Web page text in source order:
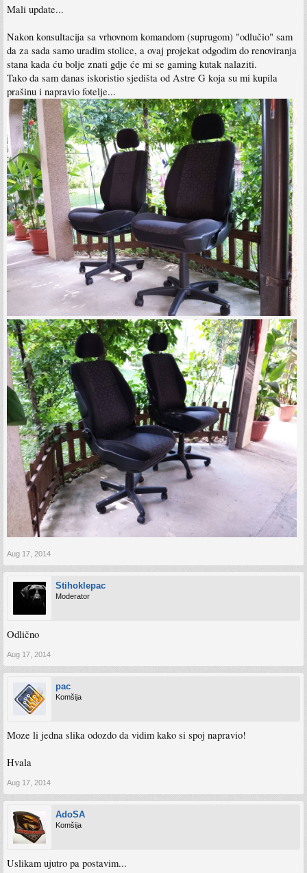
Mali update...
Nakon konsultacija sa vrhovnom komandom (suprugom) "odlučio" sam
da za sada samo uradim stolice, a ovaj projekat odgodim do renoviranja
stana kada ću bolje znati gdje će mi se gaming kutak nalaziti.
Tako da sam danas iskoristio sjedišta od Astre G koja su mi kupila
prašinu i napravio fotelje...
Aug 17, 2014
Stihoklepac
Moderator
Odlično
Aug 17, 2014
pac
Komšija
Moze li jedna slika odozdo da vidim kako si spoj napravio!
Hvala
Aug 17, 2014
AdoSA
Komšija
Uslikam ujutro pa postavim...